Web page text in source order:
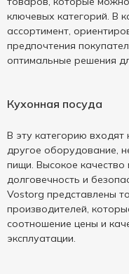
ключевых категорий. В
ассортимент,
предпочтения
оптимальные решения
Кухонная посуда
В эту категорию входят
другое оборудование,
пищи. Высокое
долговечность и
Vostorg представлены
производителей,
соотношение цены и
эксплуатации.